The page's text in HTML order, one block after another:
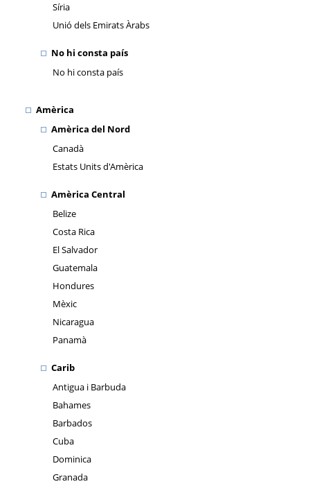
Síria
Unió dels Emirats Àrabs
No hi consta país
No hi consta país
Amèrica
Amèrica del Nord
Canadà
Estats Units d'Amèrica
Amèrica Central
Belize
Costa Rica
El Salvador
Guatemala
Hondures
Mèxic
Nicaragua
Panamà
Carib
Antigua i Barbuda
Bahames
Barbados
Cuba
Dominica
Granada